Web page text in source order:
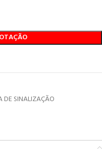
DE SINALIZAÇÃO